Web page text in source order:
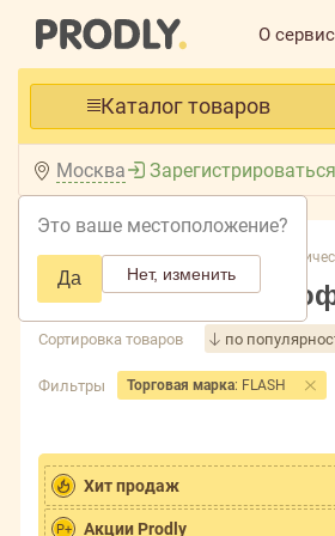
О
Каталог товаров
Москва
Это ваше местоположение?
Да Нет, изменить
Зарегистрироваться
Главная /Каталог /Напитки /
Энергетические,
Сортировка товаров по
Фильтры Торговая марка: FLASH
Хит продаж
P+ Акции Prodly